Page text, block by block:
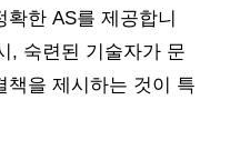
한 AS를 제공합니
, 숙련된 기술자가 문
책을 제시하는 것이 특